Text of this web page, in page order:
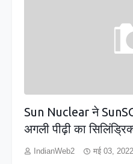
Sun Nuclear ने
अगली पीढ़ी का
IndianWeb2 मई 03, 2022